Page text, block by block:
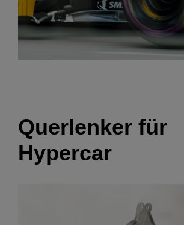
Querlenker für
Hypercar